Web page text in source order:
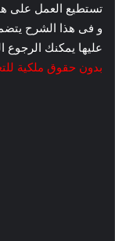
تستطيع العمل على
و فى هذا الشرح
عليها يمكنك الرجوع
بدون حقوق ملكية